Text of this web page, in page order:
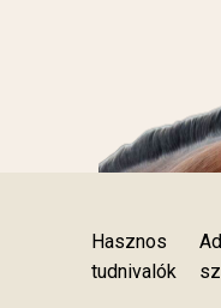
Hasznos
tudnivalók